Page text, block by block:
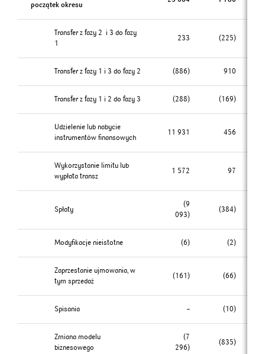
początek okresu
Transfer z fazy 2 i 3 do fazy
1
233 (225)
Transfer z fazy 1 i 3 do fazy 2 (886) 910
Transfer z fazy 1 i 2 do fazy 3 (288) (169)
Udzielenie lub nabycie
instrumentów finansowych
11 931 456
Wykorzystanie limitu lub
wypłata transz
1 572 97
Spłaty
(9
093)
(384)
Modyfikacje nieistotne (6) (2)
Zaprzestanie ujmowania, w
tym sprzedaż
(161) (66)
Spisania – (10)
Zmiana modelu
biznesowego
(7
296)
(835)